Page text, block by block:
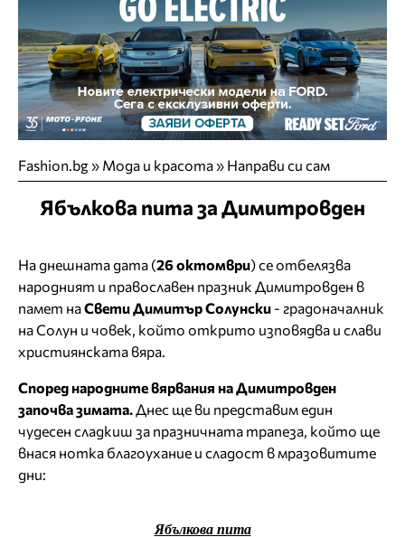
Fashion.bg» Мода и красота» Направи си сам
Ябълкова пита за Димитровден
На днешната дата (26 октомври) се отбелязва
народният и православен празник Димитровден в
памет наСвети Димитър Солунски - градоначалник
на Солун и човек, който открито изповядва и слави
християнската вяра.
Според народните вярвания на Димитровден
започва зимата.Днес ще ви представим един
чудесен сладкиш за празничната трапеза, който ще
внася нотка благоухание и сладост в мразовитите
дни:
Ябълкова пита